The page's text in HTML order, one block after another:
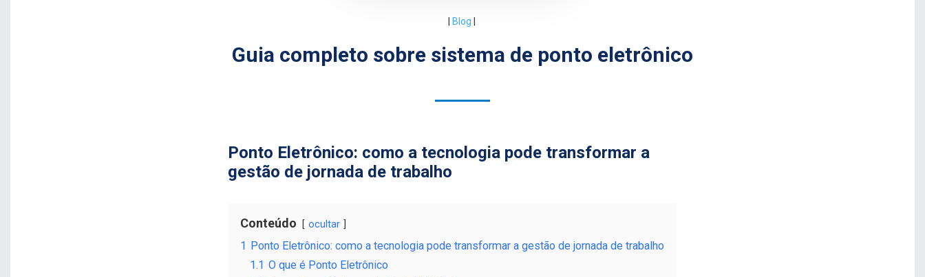
Blog
Guia completo sobre sistema de ponto eletrônico
Ponto Eletrônico: como a tecnologia pode transformar a
gestão de jornada de trabalho
Conteúdo ocultar
1
Ponto Eletrônico: como a tecnologia pode transformar a gestão de jornada de trabalho
1.1 O que é Ponto Eletrônico